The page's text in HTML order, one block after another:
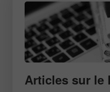
Articles sur le